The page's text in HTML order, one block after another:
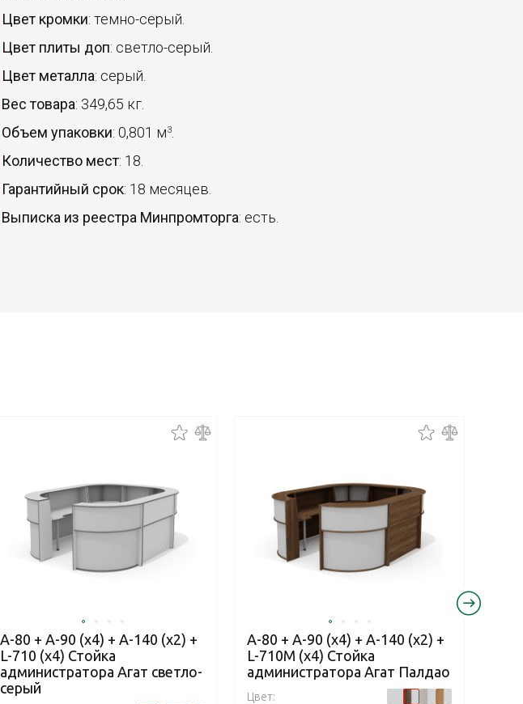
Цвет кромки: темно-серый.
Цвет плиты доп: светло-серый.
Цвет металла: серый.
Вес товара: 349,65 кг.
Объем упаковки: 0,801 м3
Количество мест: 18.
Гарантийный срок: 18 месяцев.
Выписка из реестра Минпромторга: есть.
A-80 + A-90 (x4) + A-140 (x2) +
L-710 (x4) Стойка
администратора Агат светло-
серый
А-80 + А-90 (x4) + А-140 (x2) +
L-710М (х4) Стойка
администратора Агат Палдао
Цвет: